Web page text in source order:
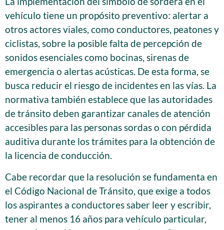
vehículo tiene un propósito preventivo: alertar a
otros actores viales, como conductores, peatones y
ciclistas, sobre la posible falta de percepción de
sonidos esenciales como bocinas, sirenas de
emergencia o alertas acústicas. De esta forma, se
busca reducir el riesgo de incidentes en las vías. La
normativa también establece que las autoridades
de tránsito deben garantizar canales de atención
accesibles para las personas sordas o con pérdida
auditiva durante los trámites para la obtención de
la licencia de conducción.
Cabe recordar que la resolución se fundamenta en
el Código Nacional de Tránsito, que exige a todos
los aspirantes a conductores saber leer y escribir,
tener al menos 16 años para vehículo particular,